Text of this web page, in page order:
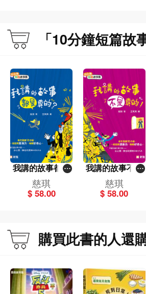
「10分鐘短篇故
我講的故事都是
真的？ [10分鐘
短篇故事集]
慈琪
$ 58.00
我講的故事不是
真的！ [10分鐘
短篇故事集]
慈琪
$ 58.00
購買此書的人還